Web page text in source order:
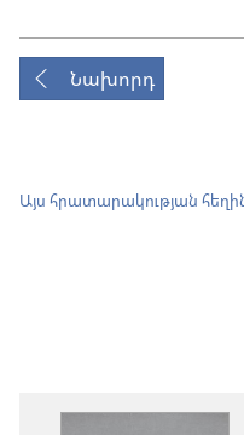
Նախորդ
Այս հրատարակության